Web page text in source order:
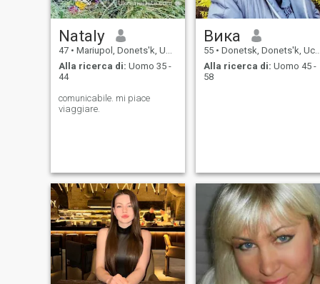
Nataly
47 • Mariupol, Donets'k, Ucraina
Alla ricerca di: Uomo 35 -
44
comunicabile. mi piace
viaggiare.
Вика
55 • Donetsk, Donets'k, Ucraina
Alla ricerca di: Uomo 45 -
58